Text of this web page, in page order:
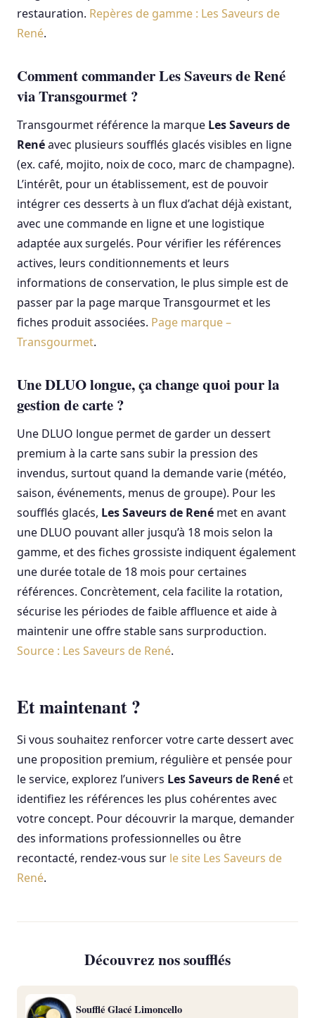
restauration. Repères de gamme : Les Saveurs de
René.
Comment commander Les Saveurs de René
via Transgourmet ?
Transgourmet référence la marque Les Saveurs de
Renéavec plusieurs soufflés glacés visibles en ligne
(ex. café, mojito, noix de coco, marc de champagne).
L’intérêt, pour un établissement, est de pouvoir
intégrer ces desserts à un flux d’achat déjà existant,
avec une commande en ligne et une logistique
adaptée aux surgelés. Pour vérifier les références
actives, leurs conditionnements et leurs
informations de conservation, le plus simple est de
passer par la page marque Transgourmet et les
fiches produit associées. Page marque –
Transgourmet.
Une DLUO longue, ça change quoi pour la
gestion de carte ?
Une DLUO longue permet de garder un dessert
premium à la carte sans subir la pression des
invendus, surtout quand la demande varie (météo,
saison, événements, menus de groupe). Pour les
soufflés glacés, Les Saveurs de René met en avant
une DLUO pouvant aller jusqu’à 18 mois selon la
gamme, et des fiches grossiste indiquent également
une durée totale de 18 mois pour certaines
références. Concrètement, cela facilite la rotation,
sécurise les périodes de faible affluence et aide à
maintenir une offre stable sans surproduction.
Source : Les Saveurs de René.
Et maintenant ?
Si vous souhaitez renforcer votre carte dessert avec
une proposition premium, régulière et pensée pour
le service, explorez l’univers Les Saveurs de Renéet
identifiez les références les plus cohérentes avec
votre concept. Pour découvrir la marque, demander
des informations professionnelles ou être
recontacté, rendez-vous sur le site Les Saveurs de
René.
Découvrez nos soufflés
Soufflé Glacé Limoncello